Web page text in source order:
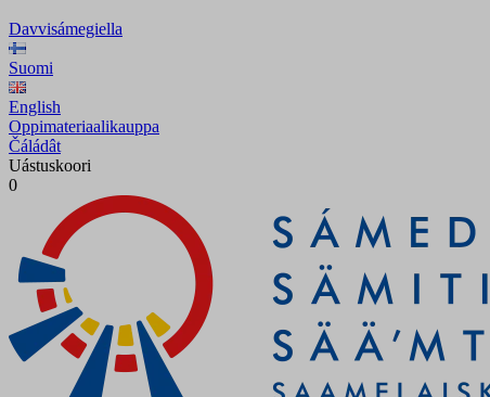
Davvisámegiella
Suomi
English
Oppimateriaalikauppa
Čáládât
Uástuskoori
0